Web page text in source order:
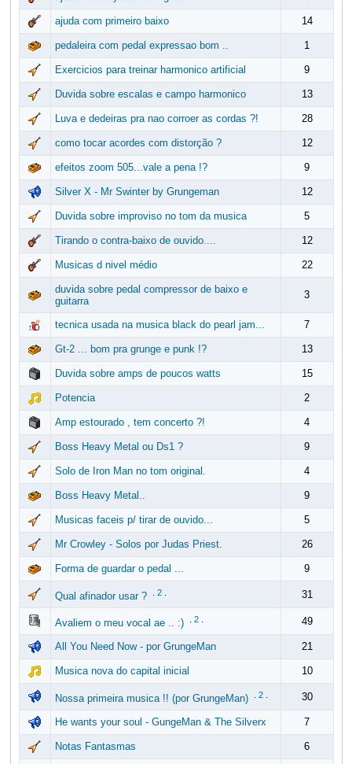
ajuda com primeiro baixo 14
pedaleira com pedal expressao bom .. 1
Exercicios para treinar harmonico artificial 9
Duvida sobre escalas e campo harmonico 13
Luva e dedeiras pra nao corroer as cordas ?! 28
como tocar acordes com distorção ? 12
efeitos zoom 505...vale a pena !? 9
Silver X - Mr Swinter by Grungeman 12
Duvida sobre improviso no tom da musica 5
Tirando o contra-baixo de ouvido.... 12
Musicas d nivel médio 22
duvida sobre pedal compressor de baixo e
guitarra
3
tecnica usada na musica black do pearl jam... 7
Gt-2 ... bom pra grunge e punk !? 13
Duvida sobre amps de poucos watts 15
Potencia 2
Amp estourado , tem concerto ?! 4
Boss Heavy Metal ou Ds1 ? 9
Solo de Iron Man no tom original. 4
Boss Heavy Metal.. 9
Musicas faceis p/ tirar de ouvido... 5
Mr Crowley - Solos por Judas Priest. 26
Forma de guardar o pedal ... 9
Qual afinador usar ? 2. 31
Avaliem o meu vocal ae .. :) 2. 49
All You Need Now - por GrungeMan 21
Musica nova do capital inicial 10
Nossa primeira musica !! (por GrungeMan) 2. 30
He wants your soul - GungeMan & The Silverx 7
Notas Fantasmas 6